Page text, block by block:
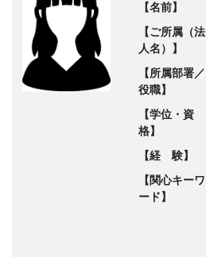
【名前】
【ご所属（法
人名）】
【所属部署／
役職】
【学位・資
格】
【経 験】
【関心キーワ
ード】